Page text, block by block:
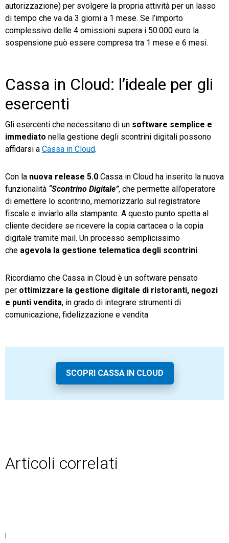
autorizzazione) per svolgere la propria attività per un lasso
di tempo che va da 3 giorni a 1 mese. Se l’importo
complessivo delle 4 omissioni supera i 50.000 euro la
sospensione può essere compresa tra 1 mese e 6 mesi.
Cassa in Cloud: l’ideale per gli
esercenti
Gli esercenti che necessitano di un software semplice e
immediato nella gestione degli scontrini digitali possono
affidarsi a Cassa in Cloud.
Con la nuova release 5.0 Cassa in Cloud ha inserito la nuova
funzionalità “Scontrino Digitale”, che permette all’operatore
di emettere lo scontrino, memorizzarlo sul registratore
fiscale e inviarlo alla stampante. A questo punto spetta al
cliente decidere se ricevere la copia cartacea o la copia
digitale tramite mail. Un processo semplicissimo
che agevola la gestione telematica degli scontrini.
Ricordiamo che Cassa in Cloud è un software pensato
per ottimizzare la gestione digitale di ristoranti, negozi
e punti vendita, in grado di integrare strumenti di
comunicazione, fidelizzazione e vendita
SCOPRI CASSA IN CLOUD
Articoli correlati
|